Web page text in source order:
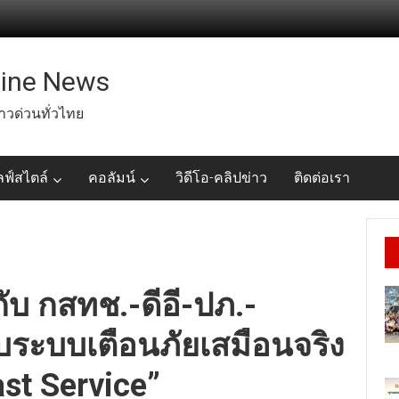
News
วด่วนทั่วไทย
ฟ์สไตล์ คอลัมน์ วิดีโอ-คลิปข่าว ติดต่อเรา
บ กสทช.-ดีอี-ปภ.-
ะบบเตือนภัยเสมือนจริง
Service”